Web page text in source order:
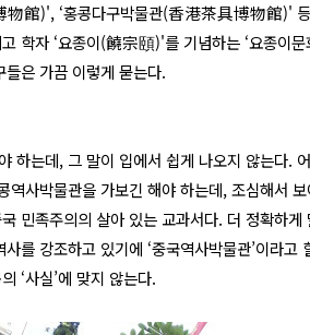
館)', ‘홍콩다구박물관(香港茶具博物館)' 등
학자 ‘요종이(饒宗頤)'를 기념하는 ‘요종
은 가끔 이렇게 묻는다.
하는데, 그 말이 입에서 쉽게 나오지 않는다.
사박물관을 가보긴 해야 하는데, 조심해서
민족주의의 살아 있는 교과서다. 더 정확하게
를 강조하고 있기에 ‘중국역사박물관’이라고
‘사실’에 맞지 않는다.